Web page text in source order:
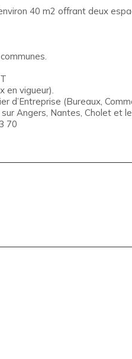
40 m2 offrant deux
vigueur).
d’Entreprise (Bureaux,
Angers, Nantes, Cholet et
70